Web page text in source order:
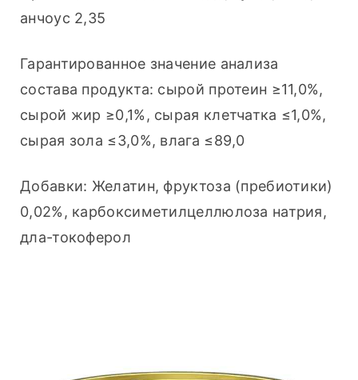
анчоус 2,35
Гарантированное значение анализа
состава продукта: сырой протеин ≥11,0%,
сырой жир ≥0,1%, сырая клетчатка ≤1,0%,
сырая зола ≤3,0%, влага ≤89,0
Добавки: Желатин, фруктоза (пребиотики)
0,02%, карбоксиметилцеллюлоза натрия,
дла-токоферол